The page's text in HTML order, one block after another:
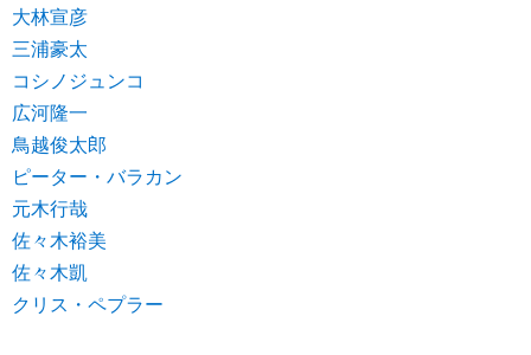
大林宣彦
三浦豪太
コシノジュンコ
広河隆一
鳥越俊太郎
ピーター・バラカン
元木行哉
佐々木裕美
佐々木凱
クリス・ペプラー